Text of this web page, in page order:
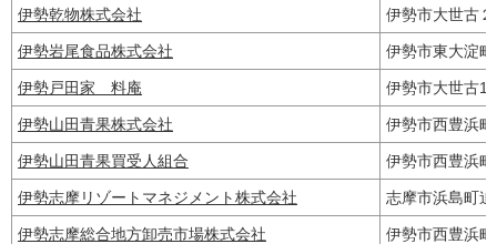
伊勢乾物株式会社 伊勢市大世古
伊勢岩尾食品株式会社 伊勢市東大淀
伊勢戸田家 料庵 伊勢市大世古
伊勢山田青果株式会社 伊勢市西豊浜
伊勢山田青果買受人組合 伊勢市西豊浜
伊勢志摩リゾートマネジメント株式会社 志摩市浜島町
伊勢志摩総合地方卸売市場株式会社 伊勢市西豊浜